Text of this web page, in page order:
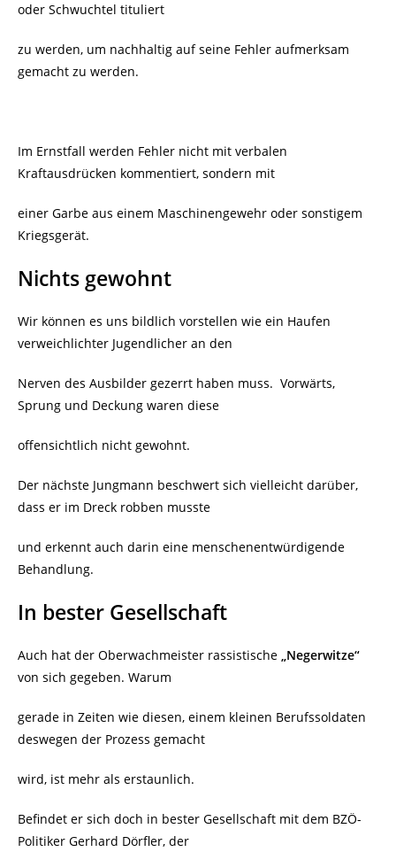
oder Schwuchtel tituliert
zu werden, um nachhaltig auf seine Fehler aufmerksam
gemacht zu werden.
Im Ernstfall werden Fehler nicht mit verbalen
Kraftausdrücken kommentiert, sondern mit
einer Garbe aus einem Maschinengewehr oder sonstigem
Kriegsgerät.
Nichts gewohnt
Wir können es uns bildlich vorstellen wie ein Haufen
verweichlichter Jugendlicher an den
Nerven des Ausbilder gezerrt haben muss. Vorwärts,
Sprung und Deckung waren diese
offensichtlich nicht gewohnt.
Der nächste Jungmann beschwert sich vielleicht darüber,
dass er im Dreck robben musste
und erkennt auch darin eine menschenentwürdigende
Behandlung.
In bester Gesellschaft
Auch hat der Oberwachmeister rassistische „Negerwitze“
von sich gegeben. Warum
gerade in Zeiten wie diesen, einem kleinen Berufssoldaten
deswegen der Prozess gemacht
wird, ist mehr als erstaunlich.
Befindet er sich doch in bester Gesellschaft mit dem BZÖ-
Politiker Gerhard Dörfler, der